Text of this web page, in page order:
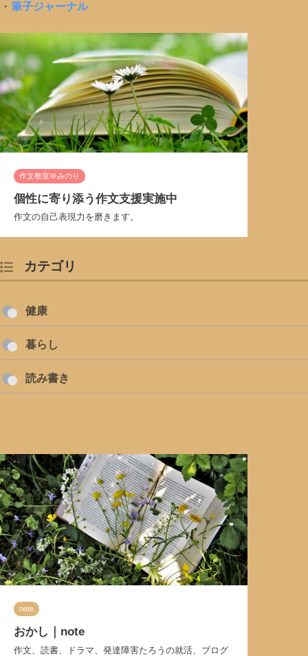
・ 筆子ジャーナル
作文教室＠みのり
個性に寄り添う作文支援実施中
作文の自己表現力を磨きます。
カテゴリ
健康
暮らし
読み書き
note
おかし｜note
作文、読書、ドラマ、発達障害たろうの就活、ブログ